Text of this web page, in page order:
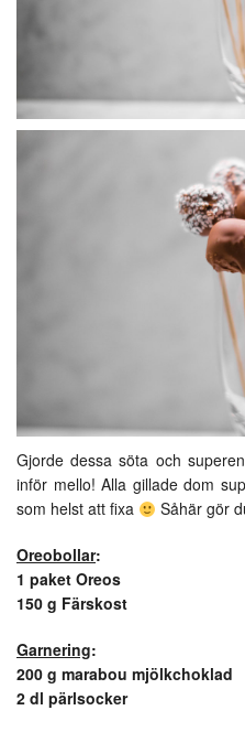
Gjorde dessa söta och
inför mello! Alla gillade dom
som helst att fixa
Såhär gör
Oreobollar:
1 paket Oreos
150 g Färskost
Garnering:
200 g marabou mjölkchoklad
2 dl pärlsocker